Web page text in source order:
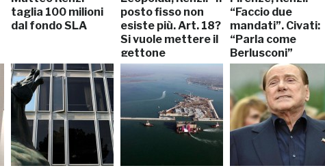
taglia 100 milioni
dal fondo SLA
posto fisso non
esiste più. Art. 18?
Si vuole mettere il
gettone
nell’iPhone”
“Faccio due
mandati”. Civati:
“Parla come
Berlusconi”